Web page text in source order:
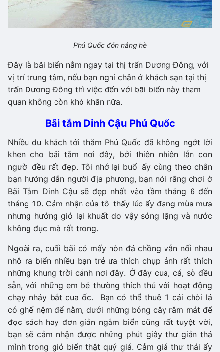
Phú Quốc đón nắng hè
Đây là bãi biển nằm ngay tại thị trấn Dương Đông, với
vị trí trung tâm, nếu bạn nghỉ chân ở khách sạn tại thị
trấn Dương Đông thì việc đến với bãi biển này tham
quan không còn khó khăn nữa.
Bãi tắm Dinh Cậu Phú Quốc
Nhiều du khách tới thăm Phú Quốc đã không ngớt lời
khen cho bãi tắm nơi đây, bởi thiên nhiên lẫn con
người đều rất đẹp. Tôi nhớ lại buổi ấy cùng theo chân
bạn hướng dẫn người địa phương, bạn nói rằng chơi ở
Bãi Tắm Dinh Cậu sẽ đẹp nhất vào tầm tháng 6 đến
tháng 10. Cảm nhận của tôi thấy lúc ấy đang mùa mưa
nhưng hướng gió lại khuất do vậy sóng lặng và nước
không đục mà rất trong.
Ngoài ra, cuối bãi có mấy hòn đá chồng vẫn nối nhau
nhô ra biển nhiều bạn trẻ ưa thích chụp ảnh rất thích
những khung trời cảnh nơi đây. Ở đây cua, cá, sò đều
sẵn, với những em bé thường thích thú với hoạt động
chạy nhảy bắt cua ốc. Bạn có thể thuê 1 cái chòi lá
có ghế nệm để nằm, dưới những bóng cây râm mát để
đọc sách hay đơn giản ngắm biển cũng rất tuyệt vời,
bạn sẽ cảm nhận được những phút giây thư giản thả
mình trong gió biển thật quý giá. Cảm giá thư thái ấy